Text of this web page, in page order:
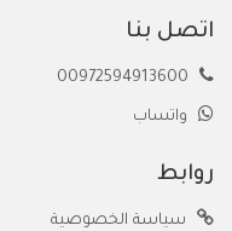
اتصل بنا
واتساب
روابط
سياسة الخصوصية